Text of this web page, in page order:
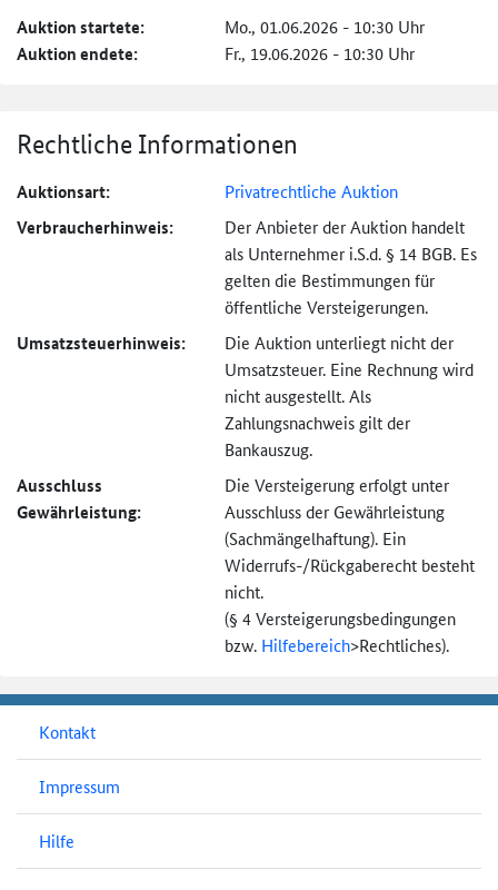
Auktion startete: Mo., 01.06.2026 - 10:30 Uhr
Auktion endete: Fr., 19.06.2026 - 10:30 Uhr
Rechtliche Informationen
Auktionsart: Privatrechtliche Auktion
Verbraucher­hinweis:
Der Anbieter der Auktion handelt
als Unternehmer i.S.d. § 14 BGB. Es
gelten die Bestimmungen für
öffentliche Versteigerungen.
Umsatzsteuer­hinweis:
Die Auktion unterliegt nicht der
Umsatzsteuer. Eine Rechnung wird
nicht ausgestellt. Als
Zahlungsnachweis gilt der
Bankauszug.
Ausschluss
Gewährleistung:
Die Versteigerung erfolgt unter
Ausschluss der Gewährleistung
(Sachmängel­haftung). Ein
Widerrufs-/Rückgaberecht besteht
nicht.
(§ 4 Versteigerungs­bedingungen
bzw. Hilfebereich>Rechtliches).
Kontakt
Impressum
Hilfe